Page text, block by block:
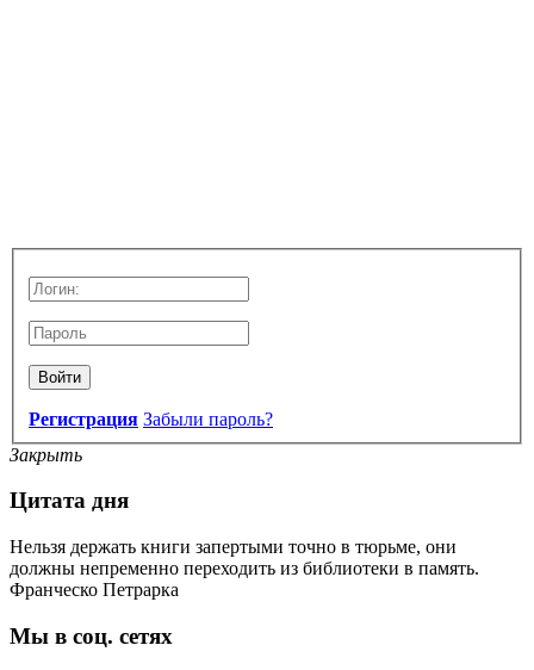
Войти
Регистрация Забыли пароль?
Закрыть
Цитата дня
Нельзя держать книги запертыми точно в тюрьме, они
должны непременно переходить из библиотеки в память.
Франческо Петрарка
Мы в соц. сетях